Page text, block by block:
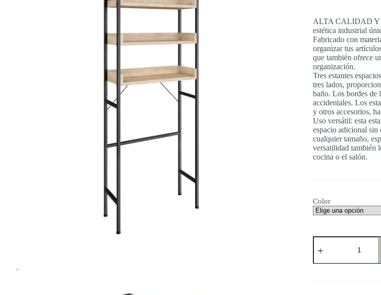
ALTA CALIDAD Y
estética industrial
Fabricado con
organizar tus
que también ofrece
organización.
Tres estantes
tres lados,
baño. Los bordes de
accidentales. Los
y otros accesorios,
Uso versátil: esta
espacio adicional sin
cualquier tamaño,
versatilidad también
cocina o el salón.
Color
TecTake®
Estanteria
de